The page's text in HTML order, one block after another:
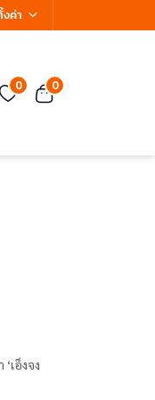
ค่า
0 0
เอ็งจง